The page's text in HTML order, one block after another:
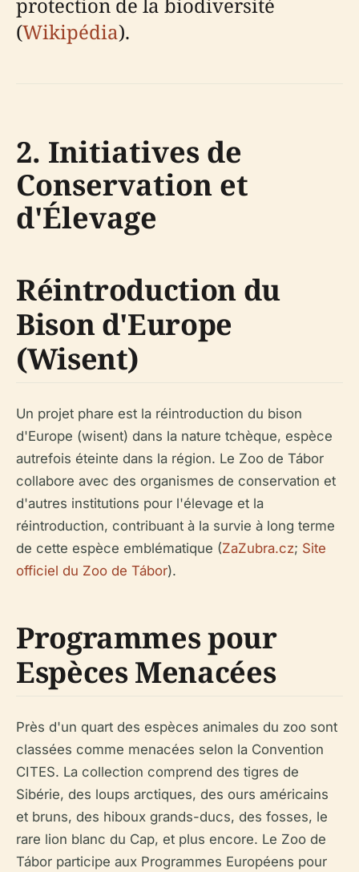
(Wikipédia).
2. Initiatives de
Conservation et
d'Élevage
Réintroduction du
Bison d'Europe
(Wisent)
Un projet phare est la réintroduction du bison
d'Europe (wisent) dans la nature tchèque, espèce
autrefois éteinte dans la région. Le Zoo de Tábor
collabore avec des organismes de conservation et
d'autres institutions pour l'élevage et la
réintroduction, contribuant à la survie à long terme
de cette espèce emblématique (ZaZubra.cz; Site
officiel du Zoo de Tábor).
Programmes pour
Espèces Menacées
Près d'un quart des espèces animales du zoo sont
classées comme menacées selon la Convention
CITES. La collection comprend des tigres de
Sibérie, des loups arctiques, des ours américains
et bruns, des hiboux grands-ducs, des fosses, le
rare lion blanc du Cap, et plus encore. Le Zoo de
Tábor participe aux Programmes Européens pour